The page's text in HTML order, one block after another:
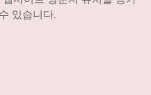
있습니다.